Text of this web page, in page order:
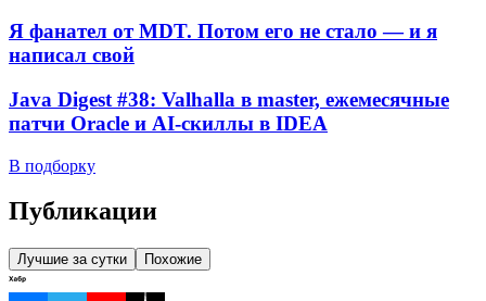
Я фанател от MDT. Потом его не стало — и я
написал свой
Java Digest #38: Valhalla в master, ежемесячные
патчи Oracle и AI-скиллы в IDEA
В подборку
Публикации
Лучшие за сутки Похожие